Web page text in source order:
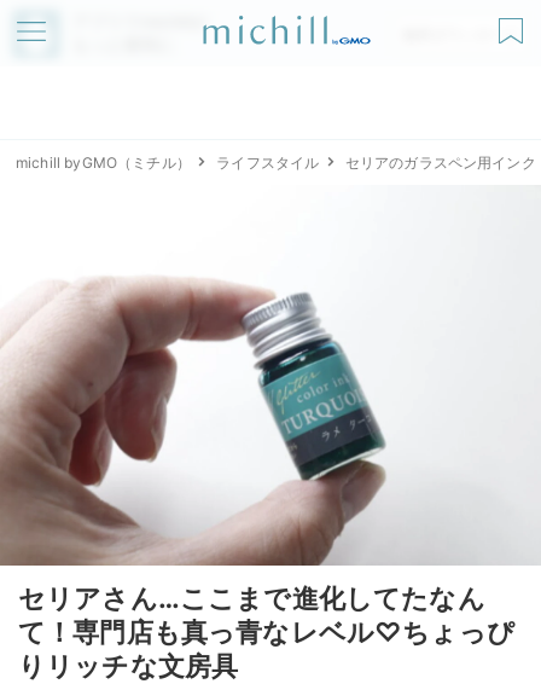
アプリでmichillが
無料ダウンロード
michill byGMO（ミチル） ライフスタイル セリアのガラスペン用インク
セリアさん…ここまで進化してたなん
て！専門店も真っ青なレベル♡ちょっぴ
りリッチな文房具